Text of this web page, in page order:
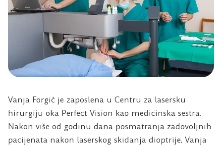
Vanja Forgić je zaposlena u Centru za lasersku
hirurgiju oka Perfect Vision kao medicinska sestra.
Nakon više od godinu dana posmatranja zadovoljnih
pacijenata nakon laserskog skidanja dioptrije, Vanja